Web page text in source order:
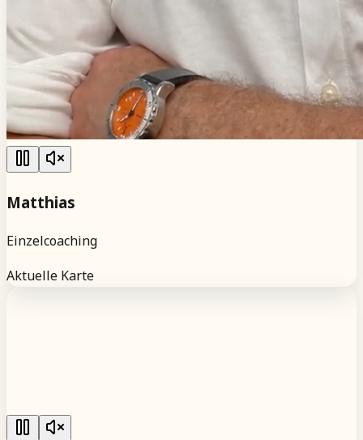
Matthias
Einzelcoaching
Aktuelle Karte